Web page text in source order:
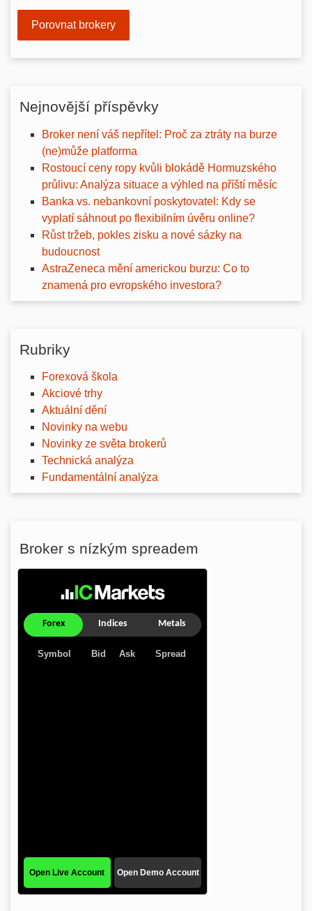
Porovnat brokery
Nejnovější příspěvky
Broker není váš nepřítel: Proč za ztráty na burze
(ne)může platforma
Rostoucí ceny ropy kvůli blokádě Hormuzského
průlivu: Analýza situace a výhled na příští měsíc
Banka vs. nebankovní poskytovatel: Kdy se
vyplatí sáhnout po flexibilním úvěru online?
Růst tržeb, pokles zisku a nové sázky na
budoucnost
AstraZeneca mění americkou burzu: Co to
znamená pro evropského investora?
Rubriky
Forexová škola
Akciové trhy
Aktuální dění
Novinky na webu
Novinky ze světa brokerů
Technická analýza
Fundamentální analýza
Broker s nízkým spreadem